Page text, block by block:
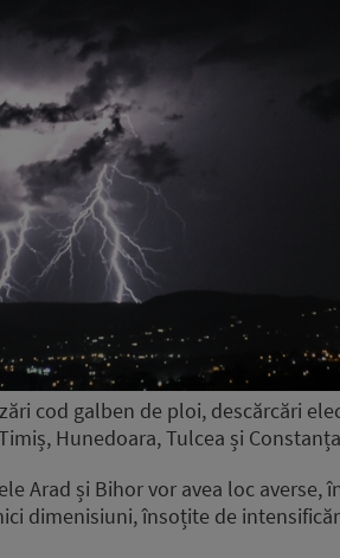
cod galben de ploi, descărcări
Hunedoara, Tulcea și
Arad și Bihor vor avea loc averse,
dimenisiuni, însoțite de